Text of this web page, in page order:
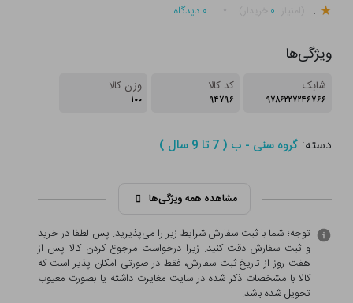
. ۰ ۰ دیدگاه
ویژگی‌ها
شابک
۹۷۸۶۲۲۷۲۴۶۷۶۶
کد کالا
۹۴۷۹۶
وزن کالا
۱۰۰
دسته:گروه سنی - ب ( 7 تا 9 سال )
مشاهده همه ویژگی‌ها
توجه؛ شما با ثبت سفارش شرایط زیر را می‌پذیرید. پس لطفا در خرید
و ثبت سفارش دقت کنید. زیرا درخواست مرجوع کردن کالا پس از
هفت روز از تاریخ ثبت سفارش، فقط در صورتی امکان پذیر است که
کالا با مشخصات ذکر شده در سایت مغایرت داشته یا بصورت معيوب
تحویل شده باشد.